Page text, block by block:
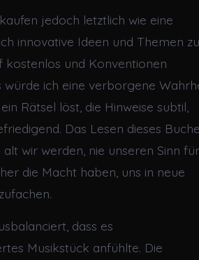
jedoch letztlich wie eine
innovative Ideen und Themen zu
kostenlos und Konventionen
würde ich eine verborgene
Rätsel löst, die Hinweise subtil,
Das Lesen dieses
wir werden, nie unseren Sinn für
die Macht haben, uns in neue
dass es
Musikstück anfühlte. Die